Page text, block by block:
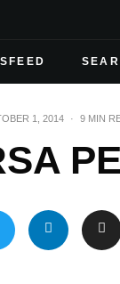
1, 2014 · 9 MIN